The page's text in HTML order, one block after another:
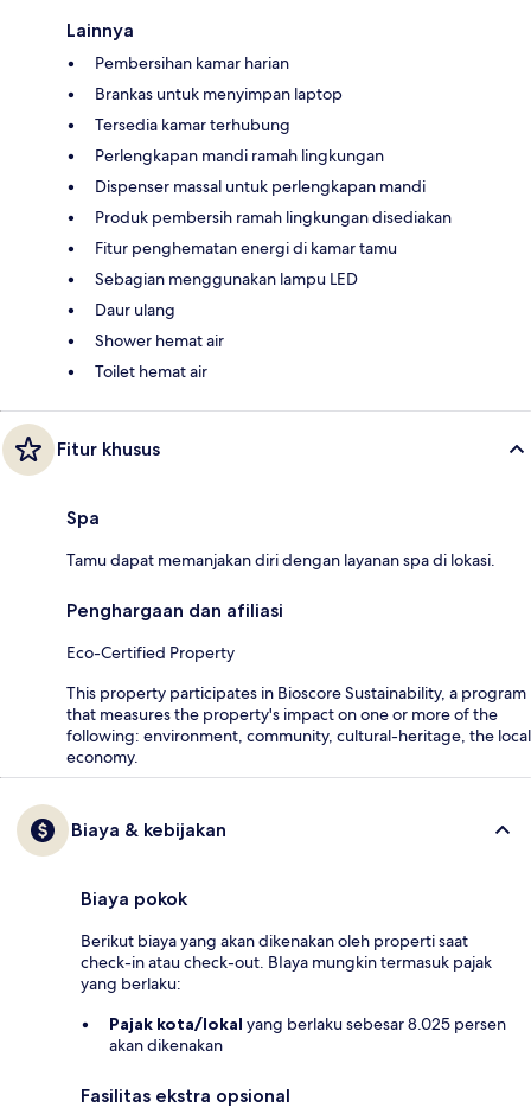
Lainnya
Pembersihan kamar harian
Brankas untuk menyimpan laptop
Tersedia kamar terhubung
Perlengkapan mandi ramah lingkungan
Dispenser massal untuk perlengkapan mandi
Produk pembersih ramah lingkungan disediakan
Fitur penghematan energi di kamar tamu
Sebagian menggunakan lampu LED
Daur ulang
Shower hemat air
Toilet hemat air
Fitur khusus
Spa
Tamu dapat memanjakan diri dengan layanan spa di lokasi.
Penghargaan dan afiliasi
Eco-Certified Property
This property participates in Bioscore Sustainability, a program
that measures the property's impact on one or more of the
following: environment, community, cultural-heritage, the local
economy.
Biaya & kebijakan
Biaya pokok
Berikut biaya yang akan dikenakan oleh properti saat
check-in atau check-out. BIaya mungkin termasuk pajak
yang berlaku:
Pajak kota/lokal yang berlaku sebesar 8.025 persen
akan dikenakan
Fasilitas ekstra opsional